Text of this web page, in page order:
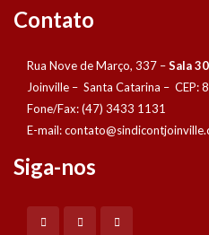
Contato
Rua Nove de Março, 337 –Sala
Joinville – Santa Catarina – CEP:
Fone/Fax: (47) 3433 1131
E-mail:
Siga-nos